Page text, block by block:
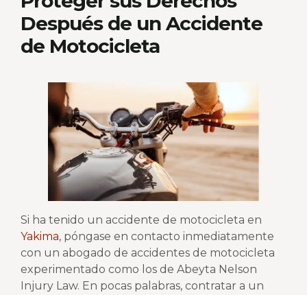
Después de un Accidente
de Motocicleta
Si ha tenido un accidente de motocicleta en
Yakima, póngase en contacto inmediatamente
con un abogado de accidentes de motocicleta
experimentado como los de Abeyta Nelson
Injury Law. En pocas palabras, contratar a un